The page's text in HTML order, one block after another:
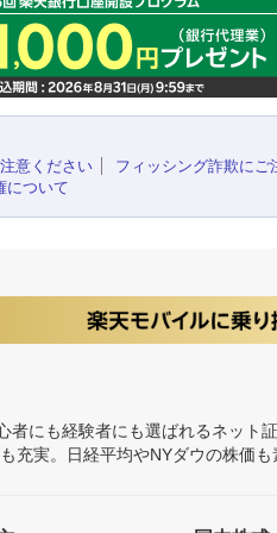
意ください
フィッシング詐欺にご
について
にも経験者にも選ばれるネッ
実。日経平均やNYダウの株価も